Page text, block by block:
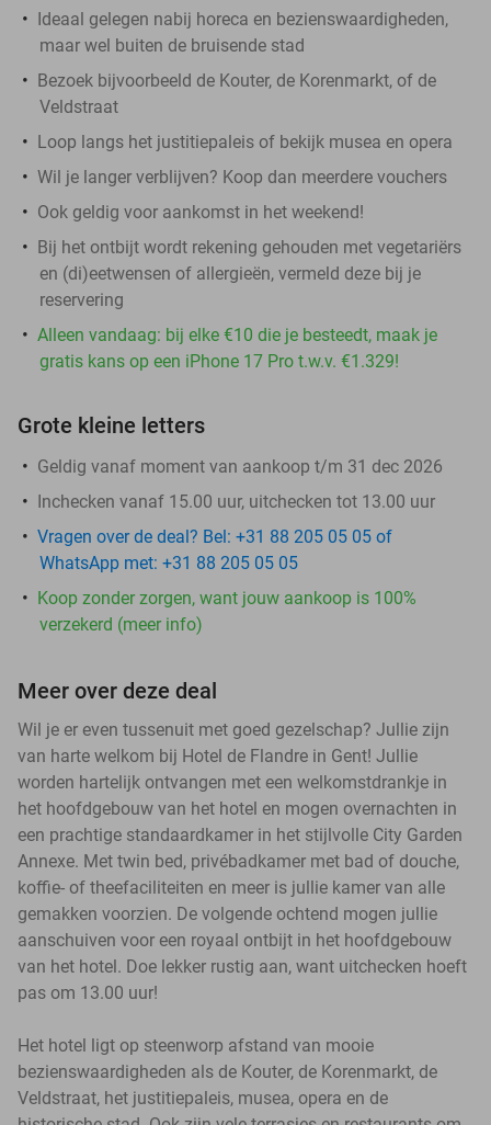
Ideaal gelegen nabij horeca en bezienswaardigheden,
maar wel buiten de bruisende stad
Bezoek bijvoorbeeld de Kouter, de Korenmarkt, of de
Veldstraat
Loop langs het justitiepaleis of bekijk musea en opera
Wil je langer verblijven? Koop dan meerdere vouchers
Ook geldig voor aankomst in het weekend!
Bij het ontbijt wordt rekening gehouden met vegetariërs
en (di)eetwensen of allergieën, vermeld deze bij je
reservering
Alleen vandaag: bij elke €10 die je besteedt, maak je
gratis kans op een iPhone 17 Pro t.w.v. €1.329!
Grote kleine letters
Geldig vanaf moment van aankoop t/m 31 dec 2026
Inchecken vanaf 15.00 uur, uitchecken tot 13.00 uur
Vragen over de deal? Bel: +31 88 205 05 05 of
WhatsApp met: +31 88 205 05 05
Koop zonder zorgen, want jouw aankoop is 100%
verzekerd (meer info)
Meer over deze deal
Wil je er even tussenuit met goed gezelschap? Jullie zijn
van harte welkom bij Hotel de Flandre in Gent! Jullie
worden hartelijk ontvangen met een welkomstdrankje in
het hoofdgebouw van het hotel en mogen overnachten in
een prachtige standaardkamer in het stijlvolle City Garden
Annexe. Met twin bed, privébadkamer met bad of douche,
koffie- of theefaciliteiten en meer is jullie kamer van alle
gemakken voorzien. De volgende ochtend mogen jullie
aanschuiven voor een royaal ontbijt in het hoofdgebouw
van het hotel. Doe lekker rustig aan, want uitchecken hoeft
pas om 13.00 uur!
Het hotel ligt op steenworp afstand van mooie
bezienswaardigheden als de Kouter, de Korenmarkt, de
Veldstraat, het justitiepaleis, musea, opera en de